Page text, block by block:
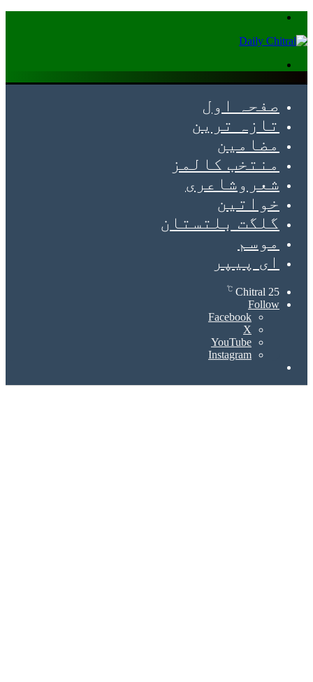
صفحہ اول
تازہ ترین
مضامین
منتخب کالمز
شعروشاعری
خواتین
گلگت بلتستان
موسم
ای پیپر
Chitral 25
℃
Follow
Facebook
X
YouTube
Instagram